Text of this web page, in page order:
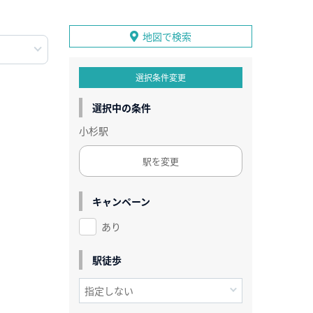
地図で検索
選択条件変更
選択中の条件
小杉駅
駅を変更
キャンペーン
あり
駅徒歩